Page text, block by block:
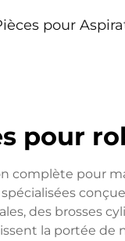
pour
pour
complète pour
des brosses
la portée